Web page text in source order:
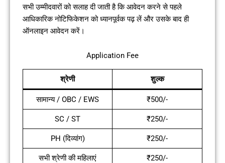
सभी उम्मीदवारों को सलाह दी जाती है कि आवेदन करने से पहले
आधिकारिक नोटिफिकेशन को ध्यानपूर्वक पढ़ लें और उसके बाद ही
ऑनलाइन आवेदन करें।
Application Fee
श्रेणी शुल्क
सामान्य / OBC / EWS ₹500/-
SC / ST ₹250/-
PH (दिव्यांग) ₹250/-
सभी श्रेणी की महिलाएं ₹250/-